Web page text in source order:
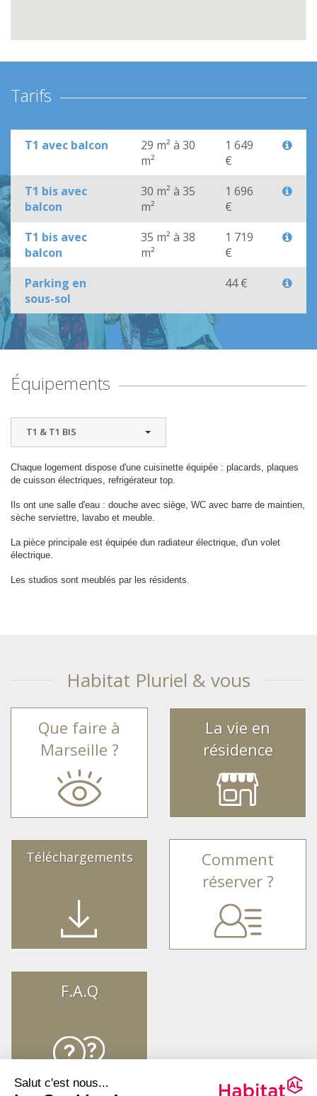
Tarifs
T1 avec balcon
29 m² à 30
m²
1 649
€
T1 bis avec
balcon
30 m² à 35
m²
1 696
€
T1 bis avec
balcon
35 m² à 38
m²
1 719
€
Parking en
sous-sol
44 €
Équipements
T1 & T1 BIS
Chaque logement dispose d'une cuisinette équipée : placards, plaques
de cuisson électriques, refrigérateur top.
Ils ont une salle d'eau : douche avec siège, WC avec barre de maintien,
sèche serviettre, lavabo et meuble.
La pièce principale est équipée dun radiateur électrique, d'un volet
électrique.
Les studios sont meublés par les résidents.
Habitat Pluriel & vous
Que faire à
Marseille ?
La vie en
résidence
Téléchargements
Comment
réserver ?
F.A.Q